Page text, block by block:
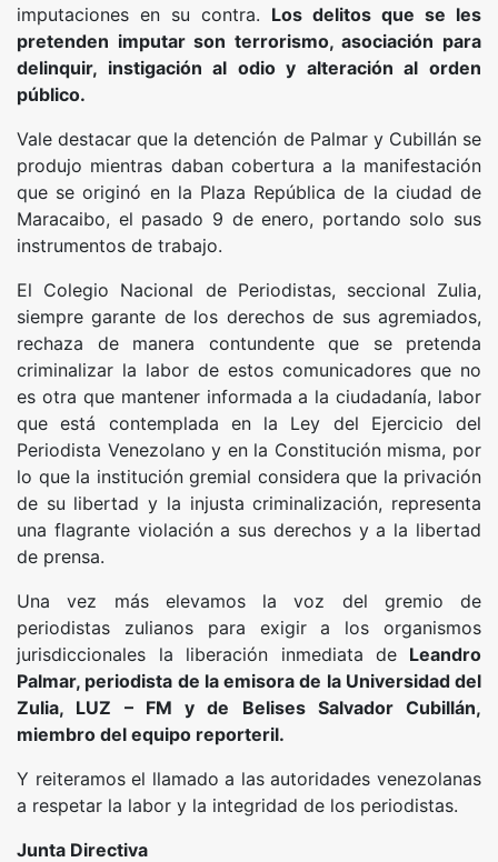
imputaciones en su contra. Los delitos que se les
pretenden imputar son terrorismo, asociación para
delinquir, instigación al odio y alteración al orden
público.
Vale destacar que la detención de Palmar y Cubillán se
produjo mientras daban cobertura a la manifestación
que se originó en la Plaza República de la ciudad de
Maracaibo, el pasado 9 de enero, portando solo sus
instrumentos de trabajo.
El Colegio Nacional de Periodistas, seccional Zulia,
siempre garante de los derechos de sus agremiados,
rechaza de manera contundente que se pretenda
criminalizar la labor de estos comunicadores que no
es otra que mantener informada a la ciudadanía, labor
que está contemplada en la Ley del Ejercicio del
Periodista Venezolano y en la Constitución misma, por
lo que la institución gremial considera que la privación
de su libertad y la injusta criminalización, representa
una flagrante violación a sus derechos y a la libertad
de prensa.
Una vez más elevamos la voz del gremio de
periodistas zulianos para exigir a los organismos
jurisdiccionales la liberación inmediata de Leandro
Palmar, periodista de la emisora de la Universidad del
Zulia, LUZ – FM y de Belises Salvador Cubillán,
miembro del equipo reporteril.
Y reiteramos el llamado a las autoridades venezolanas
a respetar la labor y la integridad de los periodistas.
Junta Directiva